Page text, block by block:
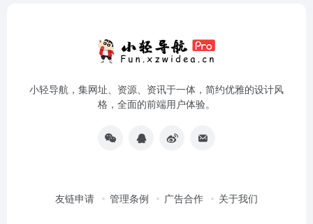
小轻导航，集网址、资源、资讯于一体，简约优雅的设计风
格，全面的前端用户体验。
友链申请 管理条例 广告合作 关于我们